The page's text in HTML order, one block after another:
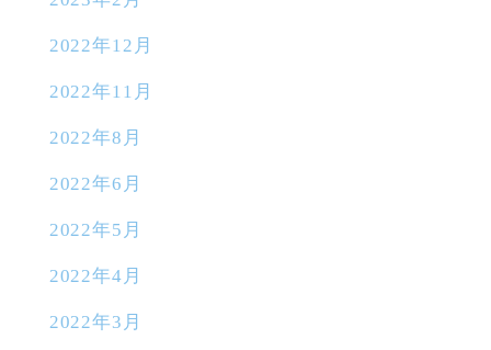
2022年12月
2022年11月
2022年8月
2022年6月
2022年5月
2022年4月
2022年3月